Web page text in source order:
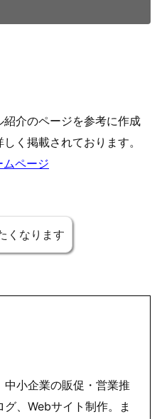
介のページを参考に作成
く掲載されております。
ページ
くなります
中小企業の販促・営業推
、Webサイト制作。ま